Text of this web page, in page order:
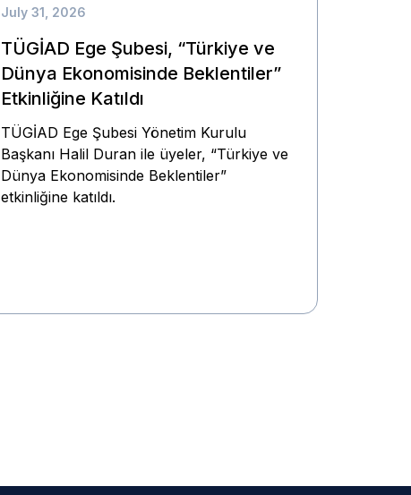
July 31, 2026
TÜGİAD Ege Şubesi, “Türkiye ve
Dünya Ekonomisinde Beklentiler”
Etkinliğine Katıldı
TÜGİAD Ege Şubesi Yönetim Kurulu
Başkanı Halil Duran ile üyeler, “Türkiye ve
Dünya Ekonomisinde Beklentiler”
etkinliğine katıldı.